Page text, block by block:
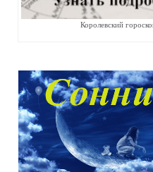
Королевский